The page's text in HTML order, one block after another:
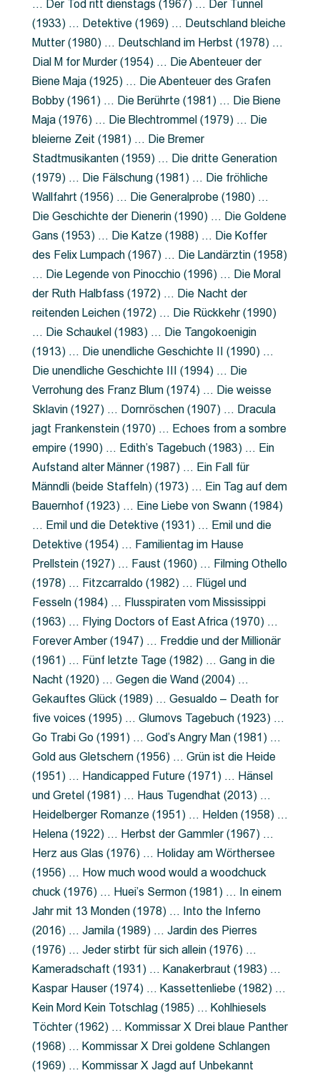
… Der Tod ritt dienstags (1967) … Der Tunnel
(1933) … Detektive (1969) … Deutschland bleiche
Mutter (1980) … Deutschland im Herbst (1978) …
Dial M for Murder (1954) … Die Abenteuer der
Biene Maja (1925) … Die Abenteuer des Grafen
Bobby (1961) … Die Berührte (1981) … Die Biene
Maja (1976) … Die Blechtrommel (1979) … Die
bleierne Zeit (1981) … Die Bremer
Stadtmusikanten (1959) … Die dritte Generation
(1979) … Die Fälschung (1981) … Die fröhliche
Wallfahrt (1956) … Die Generalprobe (1980) …
Die Geschichte der Dienerin (1990) … Die Goldene
Gans (1953) … Die Katze (1988) … Die Koffer
des Felix Lumpach (1967) … Die Landärztin (1958)
… Die Legende von Pinocchio (1996) … Die Moral
der Ruth Halbfass (1972) … Die Nacht der
reitenden Leichen (1972) … Die Rückkehr (1990)
… Die Schaukel (1983) … Die Tangokoenigin
(1913) … Die unendliche Geschichte II (1990) …
Die unendliche Geschichte III (1994) … Die
Verrohung des Franz Blum (1974) … Die weisse
Sklavin (1927) … Dornröschen (1907) … Dracula
jagt Frankenstein (1970) … Echoes from a sombre
empire (1990) … Edith’s Tagebuch (1983) … Ein
Aufstand alter Männer (1987) … Ein Fall für
Männdli (beide Staffeln) (1973) … Ein Tag auf dem
Bauernhof (1923) … Eine Liebe von Swann (1984)
… Emil und die Detektive (1931) … Emil und die
Detektive (1954) … Familientag im Hause
Prellstein (1927) … Faust (1960) … Filming Othello
(1978) … Fitzcarraldo (1982) … Flügel und
Fesseln (1984) … Flusspiraten vom Mississippi
(1963) … Flying Doctors of East Africa (1970) …
Forever Amber (1947) … Freddie und der Millionär
(1961) … Fünf letzte Tage (1982) … Gang in die
Nacht (1920) … Gegen die Wand (2004) …
Gekauftes Glück (1989) … Gesualdo – Death for
five voices (1995) … Glumovs Tagebuch (1923) …
Go Trabi Go (1991) … God’s Angry Man (1981) …
Gold aus Gletschern (1956) … Grün ist die Heide
(1951) … Handicapped Future (1971) … Hänsel
und Gretel (1981) … Haus Tugendhat (2013) …
Heidelberger Romanze (1951) … Helden (1958) …
Helena (1922) … Herbst der Gammler (1967) …
Herz aus Glas (1976) … Holiday am Wörthersee
(1956) … How much wood would a woodchuck
chuck (1976) … Huei’s Sermon (1981) … In einem
Jahr mit 13 Monden (1978) … Into the Inferno
(2016) … Jamila (1989) … Jardin des Pierres
(1976) … Jeder stirbt für sich allein (1976) …
Kameradschaft (1931) … Kanakerbraut (1983) …
Kaspar Hauser (1974) … Kassettenliebe (1982) …
Kein Mord Kein Totschlag (1985) … Kohlhiesels
Töchter (1962) … Kommissar X Drei blaue Panther
(1968) … Kommissar X Drei goldene Schlangen
(1969) … Kommissar X Jagd auf Unbekannt